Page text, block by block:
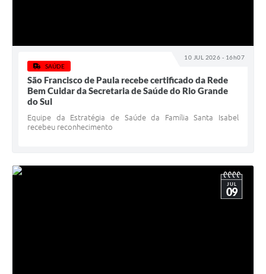
10 JUL 2026 - 16h07
SAÚDE
São Francisco de Paula recebe certificado da Rede
Bem Cuidar da Secretaria de Saúde do Rio Grande
do Sul
Equipe da Estratégia de Saúde da Família Santa Isabel
recebeu reconhecimento
JUL
09